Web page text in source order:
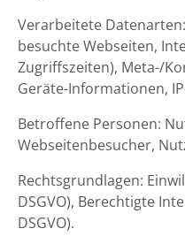
Verarbeitete
besuchte Webseiten,
Zugriffszeiten), Meta-/
Geräte-Informationen,
Betroffene Personen:
Webseitenbesucher,
Rechtsgrundlagen:
DSGVO), Berechtigte
DSGVO).